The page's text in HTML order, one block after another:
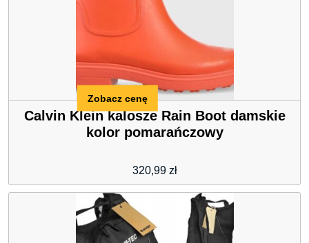
Calvin Klein kalosze Rain Boot damskie
kolor pomarańczowy
320,99 zł
Zobacz cenę